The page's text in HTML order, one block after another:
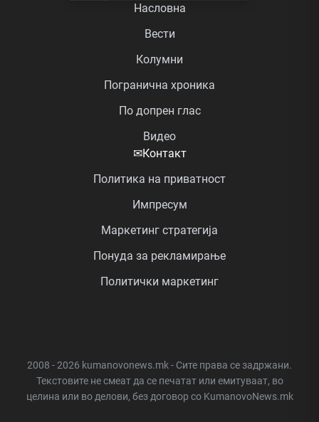
Насловна
Вести
Колумни
Погранична хроника
По допрен глас
Видео
✉Контакт
Политика на приватност
Импресум
Маркетинг стратегија
Понуда за рекламирање
Политички маркетинг
2008 - 2026 kumanovonews.mk - Сите права се задржани.
Текстовите не смеат да се печатат или емитуваат, во
целина или во делови, без договор со KumanovoNews.mk